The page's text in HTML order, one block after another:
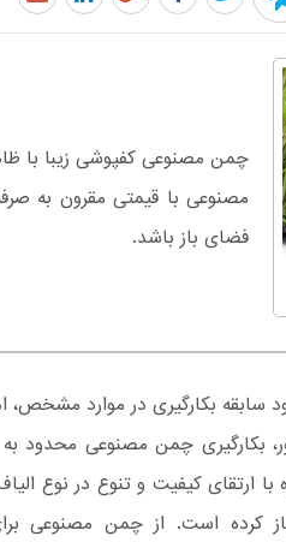
چمن مصنوعی کفپوشی زیبا با
مصنوعی با قیمتی مقرون به
فضای باز باشد.
بکارگیری در موارد مشخص،
بکارگیری چمن مصنوعی محدود
با ارتقای کیفیت و تنوع در نوع
کرده است. از چمن مصنوعی